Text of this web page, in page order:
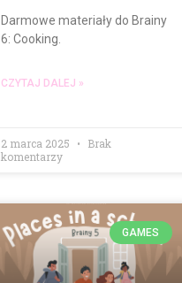
Darmowe materiały do Brainy
6: Cooking.
CZYTAJ DALEJ »
2 marca 2025
Brak
komentarzy
GAMES